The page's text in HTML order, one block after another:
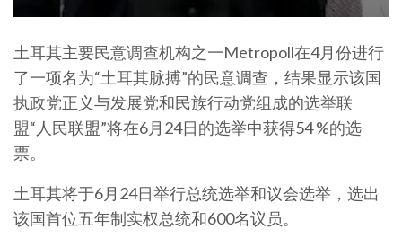
土耳其主要民意调查机构之一Metropoll在4月份进行
了一项名为“土耳其脉搏”的民意调查，结果显示该国
执政党正义与发展党和民族行动党组成的选举联
盟“人民联盟”将在6月24日的选举中获得54 %的选
票。
土耳其将于6月24日举行总统选举和议会选举，选出
该国首位五年制实权总统和600名议员。